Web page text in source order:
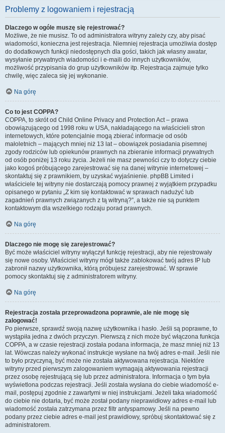
Problemy z logowaniem i rejestracją
Dlaczego w ogóle muszę się rejestrować?
Możliwe, że nie musisz. To od administratora witryny zależy czy, aby pisać
wiadomości, konieczna jest rejestracja. Niemniej rejestracja umożliwia dostęp
do dodatkowych funkcji niedostępnych dla gości, takich jak własny awatar,
wysyłanie prywatnych wiadomości i e-maili do innych użytkowników,
możliwość przypisania do grup użytkowników itp. Rejestracja zajmuje tylko
chwilę, więc zaleca się jej wykonanie.
Na górę
Co to jest COPPA?
COPPA, to skrót od Child Online Privacy and Protection Act – prawa
obowiązującego od 1998 roku w USA, nakładającego na właścicieli stron
internetowych, które potencjalnie mogą zbierać informacje od osób
małoletnich – mających mniej niż 13 lat – obowiązek posiadania pisemnej
zgody rodziców lub opiekunów prawnych na zbieranie informacji prywatnych
od osób poniżej 13 roku życia. Jeżeli nie masz pewności czy to dotyczy ciebie
jako kogoś próbującego zarejestrować się na danej witrynie internetowej –
skontaktuj się z prawnikiem, by uzyskać wyjaśnienie. phpBB Limited i
właściciele tej witryny nie dostarczają pomocy prawnej z wyjątkiem przypadku
opisanego w pytaniu „Z kim się kontaktować w sprawach nadużyć lub
zagadnień prawnych związanych z tą witryną?”, a także nie są punktem
kontaktowym dla wszelkiego rodzaju porad prawnych.
Na górę
Dlaczego nie mogę się zarejestrować?
Być może właściciel witryny wyłączył funkcję rejestracji, aby nie rejestrowały
się nowe osoby. Właściciel witryny mógł także zablokować twój adres IP lub
zabronił nazwy użytkownika, którą próbujesz zarejestrować. W sprawie
pomocy skontaktuj się z administratorem witryny.
Na górę
Rejestracja została przeprowadzona poprawnie, ale nie mogę się
zalogować!
Po pierwsze, sprawdź swoją nazwę użytkownika i hasło. Jeśli są poprawne, to
wystąpiła jedna z dwóch przyczyn. Pierwszą z nich może być włączona funkcja
COPPA, a w czasie rejestracji została podana informacja, że masz mniej niż 13
lat. Wówczas należy wykonać instrukcje wysłane na twój adres e-mail. Jeśli nie
to było przyczyną, być może nie została aktywowana rejestracja. Niektóre
witryny przed pierwszym zalogowaniem wymagają aktywowania rejestracji
przez osobę rejestrującą się lub przez administratora. Informacja o tym była
wyświetlona podczas rejestracji. Jeśli została wysłana do ciebie wiadomość e-
mail, postępuj zgodnie z zawartymi w niej instrukcjami. Jeżeli taka wiadomość
do ciebie nie dotarła, być może został podany nieprawidłowy adres e-mail lub
wiadomość została zatrzymana przez filtr antyspamowy. Jeśli na pewno
podany przez ciebie adres e-mail jest prawidłowy, spróbuj skontaktować się z
administratorem.